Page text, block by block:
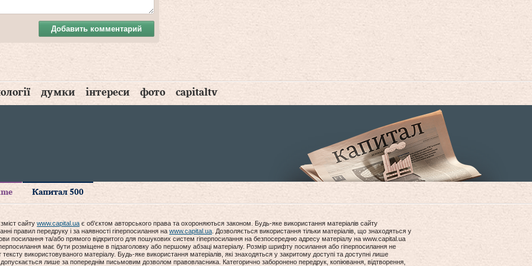
Добавить комментарий
думки інтереси фото capitaltv
Капитал 500
сайту www.capital.ua є об'єктом авторського права та охороняються законом. Будь-яке використання матеріалів сайту
правил передруку і за наявності гіперпосилання на www.capital.ua . Дозволяється використання тільки матеріалів, що знаходяться у
посилання та/або прямого відкритого для пошукових систем гіперпосилання на безпосередню адресу матеріалу на www.capital.ua
має бути розміщене в підзаголовку або першому абзаці матеріалу. Розмір шрифту посилання або гіперпосилання не
використовуваного матеріалу. Будь-яке використання матеріалів, які знаходяться у закритому доступі та доступні лише
лише за попереднім письмовим дозволом правовласника. Категорично заборонено передрук, копіювання, відтворення,